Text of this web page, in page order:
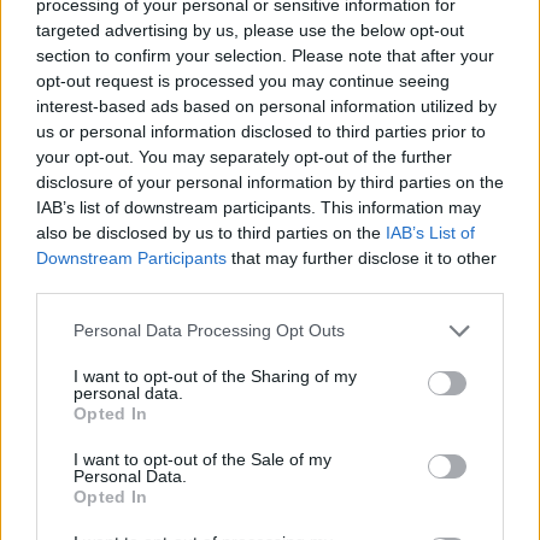
processing of your personal or sensitive information for
targeted advertising by us, please use the below opt-out
section to confirm your selection. Please note that after your
opt-out request is processed you may continue seeing
interest-based ads based on personal information utilized by
us or personal information disclosed to third parties prior to
your opt-out. You may separately opt-out of the further
disclosure of your personal information by third parties on the
IAB’s list of downstream participants. This information may
also be disclosed by us to third parties on the IAB’s List of
Downstream Participants that may further disclose it to other
Personal Data Processing Opt Outs
I want to opt-out of the Sharing of my
personal data.
Opted In
I want to opt-out of the Sale of my
Personal Data.
Opted In
4. Identyfikacja mocnych stron i obszarów do rozwoju.
5. Odkrywamy nasze wartości i potrzeby.
6. Emocje jako zasoby. Paleta emocji.
7. Wzorce językowe. Komunikat w oparciu o model „Porozumienia
bez przemocy” Marshalla Rosenberga.
Budowanie zespołu
1. Czynniki wpływające na efektywną współprace w zespole.
2. Wychowawca jako lider zespołu.
3. Kompetencje osobiste i społeczne jako połączenie wiedzy,
umiejętności i postaw – sylwetka absolwenta.
6. Behawioralne techniki pracy z uczniem.
Efektywna współpraca z rodzicami
1. Współpraca z rodzicami a wymagania państwa.
3. Analiza czynników wpływających na efektywną współpracę z
rodzicami. Zdefiniowanie problemów.